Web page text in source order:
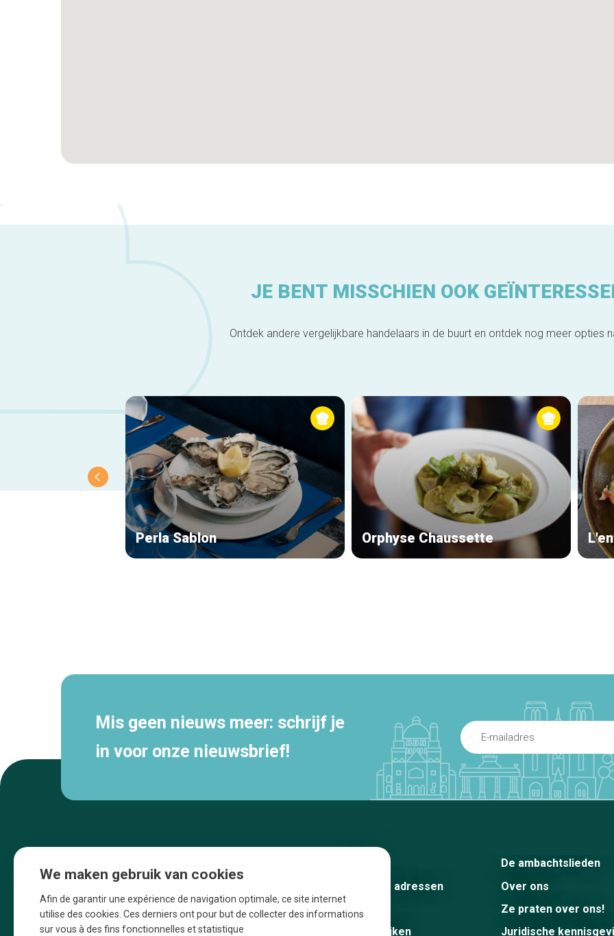
JE BENT MISSCHIEN OOK
Ontdek andere vergelijkbare handelaars in de buurt en ontdek nog meer opties
Perla Sablon Orphyse Chaussette
Mis geen nieuws meer: schrijf je
in voor onze nieuwsbrief!
De beste adressen
Blog
Winkelwijken
De ambachtslieden
Over ons
Ze praten over ons!
Juridische
We maken gebruik van cookies
Afin de garantir une expérience de navigation optimale, ce site internet
utilise des cookies. Ces derniers ont pour but de collecter des informations
sur vous à des fins fonctionnelles et statistique